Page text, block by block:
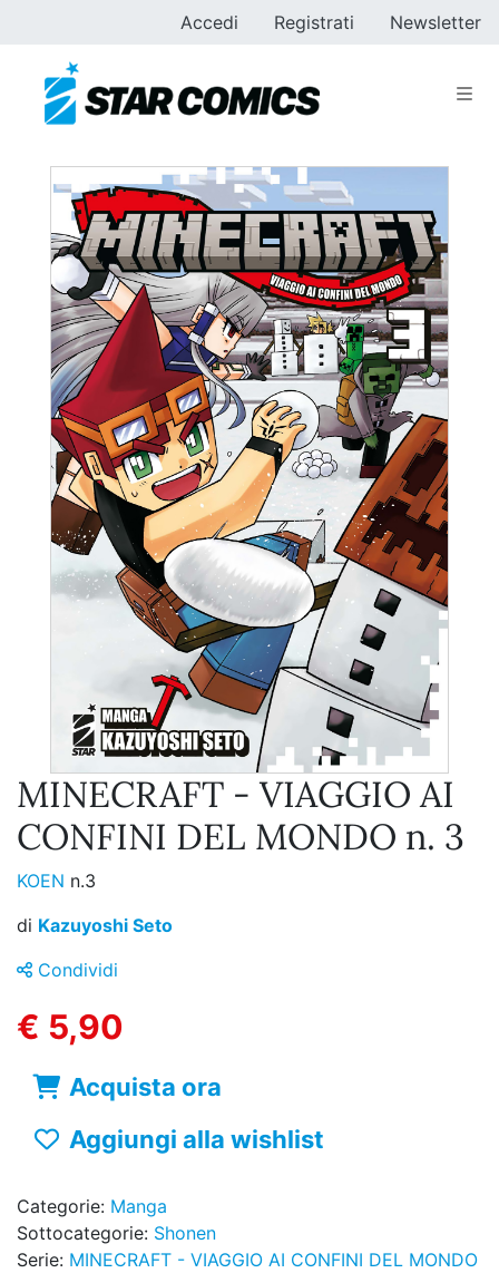
Accedi Registrati Newsletter
MINECRAFT - VIAGGIO AI
CONFINI DEL MONDO n. 3
KOEN n.3
di Kazuyoshi Seto
Condividi
€ 5,90
Acquista ora
Aggiungi alla wishlist
Categorie: Manga
Sottocategorie: Shonen
Serie: MINECRAFT - VIAGGIO AI CONFINI DEL MONDO